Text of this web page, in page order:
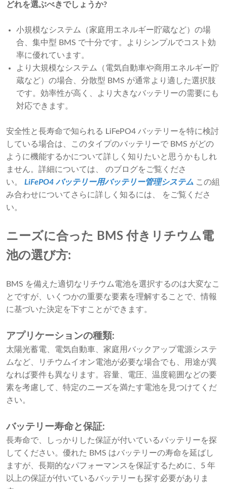
どれを選ぶべきでしょうか?
小規模なシステム（家庭用エネルギー貯蔵など）の場
合、集中型 BMS で十分です。よりシンプルでコスト効
率に優れています。
より大規模なシステム（電気自動車や商用エネルギー貯
蔵など）の場合、分散型 BMS が通常より適した選択肢
です。効率性が高く、より大きなバッテリーの需要にも
対応できます。
安全性と長寿命で知られる LiFePO4 バッテリーを特に検討
している場合は、このタイプのバッテリーで BMS がどの
ように機能するかについて詳しく知りたいと思うかもしれ
ません。詳細については、 のブログをご覧くださ
い。 LiFePO4 バッテリー用バッテリー管理システム この組
み合わせについてさらに詳しく知るには、 をご覧くださ
い。
ニーズに合った BMS 付きリチウム電
池の選び方:
BMS を備えた適切なリチウム電池を選択するのは大変なこ
とですが、いくつかの重要な要素を理解することで、情報
に基づいた決定を下すことができます。
アプリケーションの種類:
太陽光蓄電、電気自動車、家庭用バックアップ電源システ
ムなど、リチウムイオン電池が必要な場合でも、用途が異
なれば要件も異なります。容量、電圧、温度範囲などの要
素を考慮して、特定のニーズを満たす電池を見つけてくだ
さい。
バッテリー寿命と保証:
長寿命で、しっかりした保証が付いているバッテリーを探
してください。優れた BMS はバッテリーの寿命を延ばし
ますが、長期的なパフォーマンスを保証するために、5 年
以上の保証が付いているバッテリーも探す必要がありま